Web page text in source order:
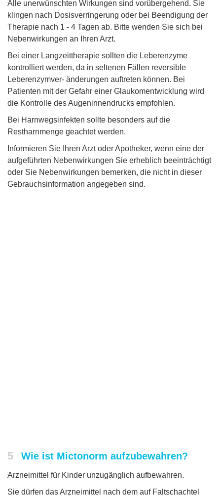
Alle unerwünschten Wirkungen sind vorübergehend. Sie
klingen nach Dosisverringerung oder bei Beendigung der
Therapie nach 1 - 4 Tagen ab. Bitte wenden Sie sich bei
Nebenwirkungen an Ihren Arzt.
Bei einer Langzeittherapie sollten die Leberenzyme
kontrolliert werden, da in seltenen Fällen reversible
Leberenzymver- änderungen auftreten können. Bei
Patienten mit der Gefahr einer Glaukomentwicklung wird
die Kontrolle des Augeninnendrucks empfohlen.
Bei Harnwegsinfekten sollte besonders auf die
Restharnmenge geachtet werden.
Informieren Sie Ihren Arzt oder Apotheker, wenn eine der
aufgeführten Nebenwirkungen Sie erheblich beeinträchtigt
oder Sie Nebenwirkungen bemerken, die nicht in dieser
Gebrauchsinformation angegeben sind.
5 Wie ist Mictonorm aufzubewahren?
Arzneimittel für Kinder unzugänglich aufbewahren.
Sie dürfen das Arzneimittel nach dem auf Faltschachtel